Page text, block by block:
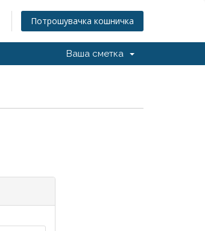
Потрошувачка кошничка
Ваша сметка